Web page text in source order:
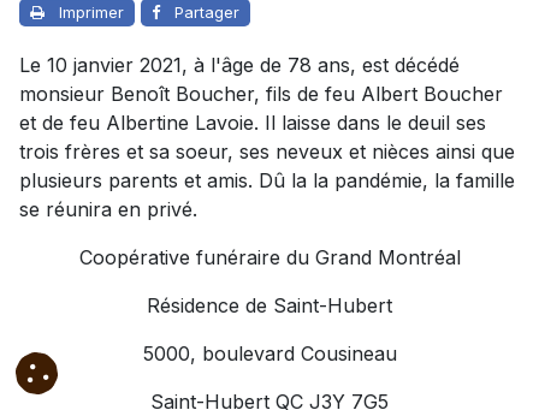
Imprimer Partager
Le 10 janvier 2021, à l'âge de 78 ans, est décédé
monsieur Benoît Boucher, fils de feu Albert Boucher
et de feu Albertine Lavoie. Il laisse dans le deuil ses
trois frères et sa soeur, ses neveux et nièces ainsi que
plusieurs parents et amis. Dû la la pandémie, la famille
se réunira en privé.
Coopérative funéraire du Grand Montréal
Résidence de Saint-Hubert
5000, boulevard Cousineau
Saint-Hubert QC J3Y 7G5